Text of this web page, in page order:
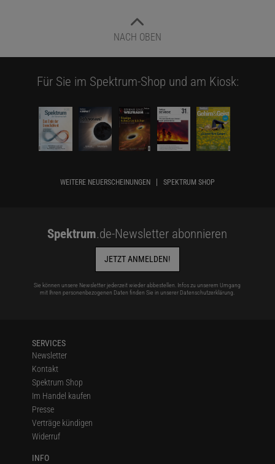
NACH OBEN
Für Sie im Spektrum-Shop und am Kiosk:
WEITERE NEUERSCHEINUNGEN SPEKTRUM SHOP
Spektrum.de-Newsletter abonnieren
JETZT ANMELDEN!
Sie können unsere Newsletter jederzeit wieder abbestellen. Infos zu unserem Umgang
mit Ihren personenbezogenen Daten finden Sie in unserer Datenschutzerklärung
SERVICES
Newsletter
Kontakt
Spektrum Shop
Im Handel kaufen
Presse
Verträge kündigen
Widerruf
INFO